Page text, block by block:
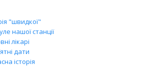
"швидкої"
нашої станції
лікарі
дати
історія